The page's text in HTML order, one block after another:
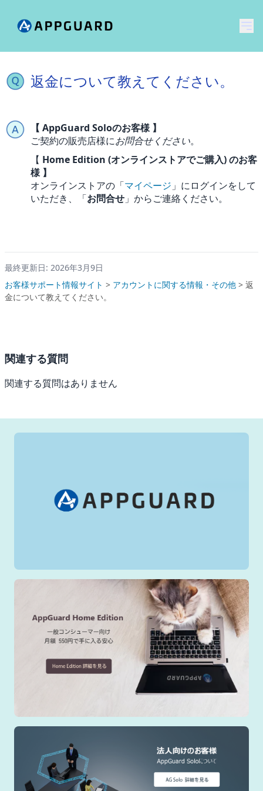
メ
返金について教えてください。
【 AppGuard Soloのお客様 】
ご契約の販売店様にお問合せください。
【 Home Edition (オンラインストアでご購入) のお客
様 】
オンラインストアの「マイページ 」にログインをして
いただき、「お問合せ 」からご連絡ください。
最終更新日: 2026年3月9日
お客様サポート情報サイト > アカウントに関する情報・その他 > 返
金について教えてください。
関連する質問
関連する質問はありません